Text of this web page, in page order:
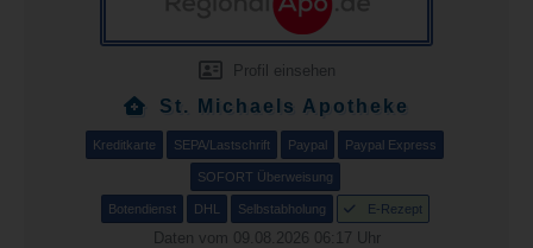
Profil einsehen
St. Michaels Apotheke
Kreditkarte SEPA/Lastschrift Paypal Paypal Express
SOFORT Überweisung
Botendienst DHL Selbstabholung E-Rezept
Daten vom 09.08.2026 06:17 Uhr